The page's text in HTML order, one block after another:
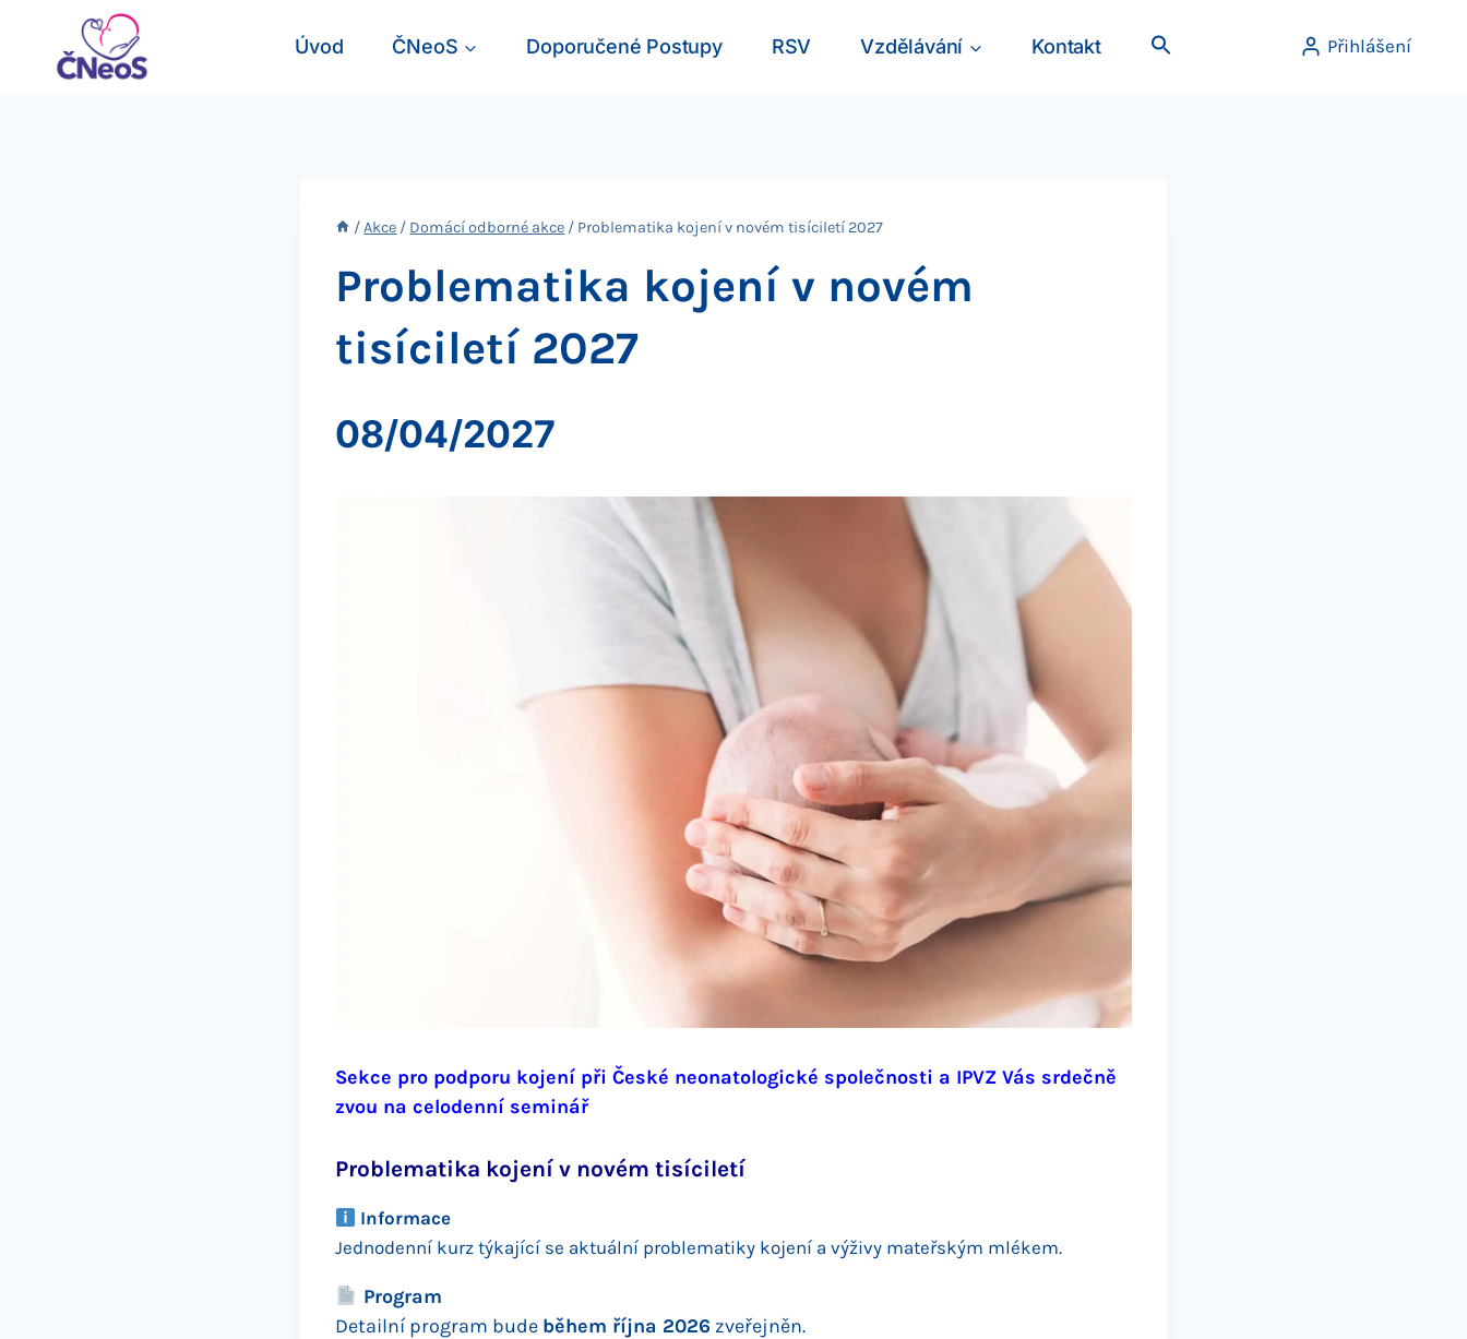
Úvod ČNeoS Doporučené Postupy RSV Vzdělávání Kontakt Přihlášení
/ Akce / Domácí odborné akce / Problematika kojení v novém tisíciletí 2027
Problematika kojení v novém
tisíciletí 2027
08/04/2027
Sekce pro podporu kojení při České neonatologické společnosti a IPVZ Vás srdečně
zvou na celodenní seminář
Problematika kojení v novém tisíciletí
Informace
Jednodenní kurz týkající se aktuální problematiky kojení a výživy mateřským mlékem.
Program
Detailní program bude během října 2026 zveřejněn.